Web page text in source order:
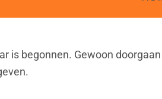
is begonnen. Gewoon